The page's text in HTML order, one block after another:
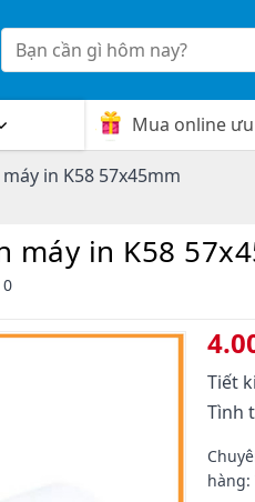
Tìm
kiếm:
Mua online
in K58 57x45mm
máy in K58
0
Giá
gốc
là:
Giá
hiện
tại
Tiết
Tình
hàng: